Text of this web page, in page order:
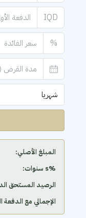
IQD
%
شهريا
المبلغ الأصلي:
‫%s سنوات:
الرصيد المستحق
الإجمالي مع الدفعة